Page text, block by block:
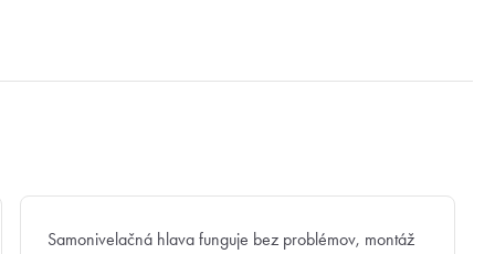
Samonivelačná hlava funguje bez problémov, montáž